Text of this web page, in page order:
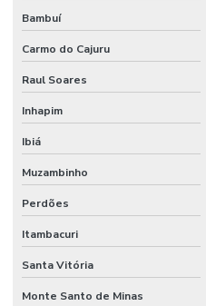
Bambuí
Carmo do Cajuru
Raul Soares
Inhapim
Ibiá
Muzambinho
Perdões
Itambacuri
Santa Vitória
Monte Santo de Minas